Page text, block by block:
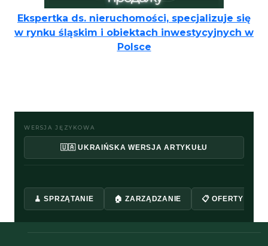
Ekspertka ds. nieruchomości, specjalizuje się
w rynku śląskim i obiektach inwestycyjnych w
Polsce
WERSJA JĘZYKOWA
🇺🇦 UKRAIŃSKA WERSJA ARTYKUŁU
🧹 SPRZĄTANIE 🏠 ZARZĄDZANIE 📋 OFERTY